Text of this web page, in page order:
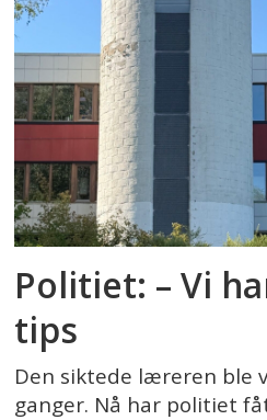
Politiet: – Vi
tips
Den siktede læreren ble
ganger. Nå har politiet